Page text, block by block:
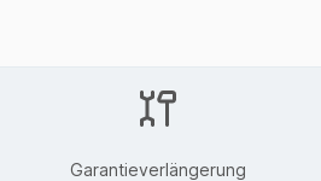
Garantieverlängerung